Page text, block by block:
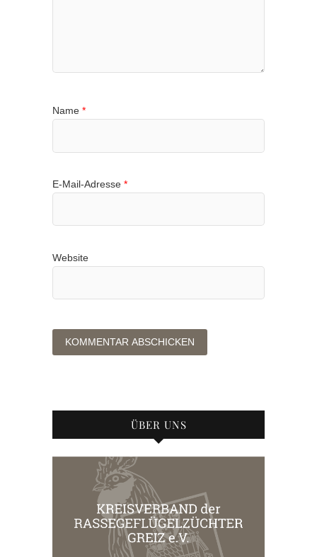
Name *
E-Mail-Adresse *
Website
ÜBER UNS